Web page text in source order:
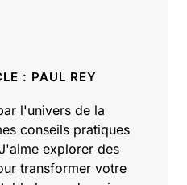
: PAUL REY
l'univers de la
conseils pratiques
explorer des
transformer votre